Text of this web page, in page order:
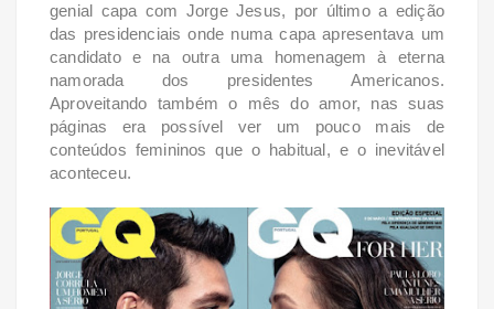
genial capa com Jorge Jesus, por último a edição
das presidenciais onde numa capa apresentava um
candidato e na outra uma homenagem à eterna
namorada dos presidentes Americanos.
Aproveitando também o mês do amor, nas suas
páginas era possível ver um pouco mais de
conteúdos femininos que o habitual, e o inevitável
aconteceu.